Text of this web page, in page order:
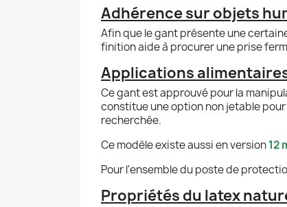
Adhérence sur objets
Afin que le gant présente une
finition aide à procurer une prise
Applications
Ce gant est approuvé pour la
constitue une option non jetable
recherchée.
Ce modèle existe aussi en version12
Pour l'ensemble du poste de
Propriétés du latex